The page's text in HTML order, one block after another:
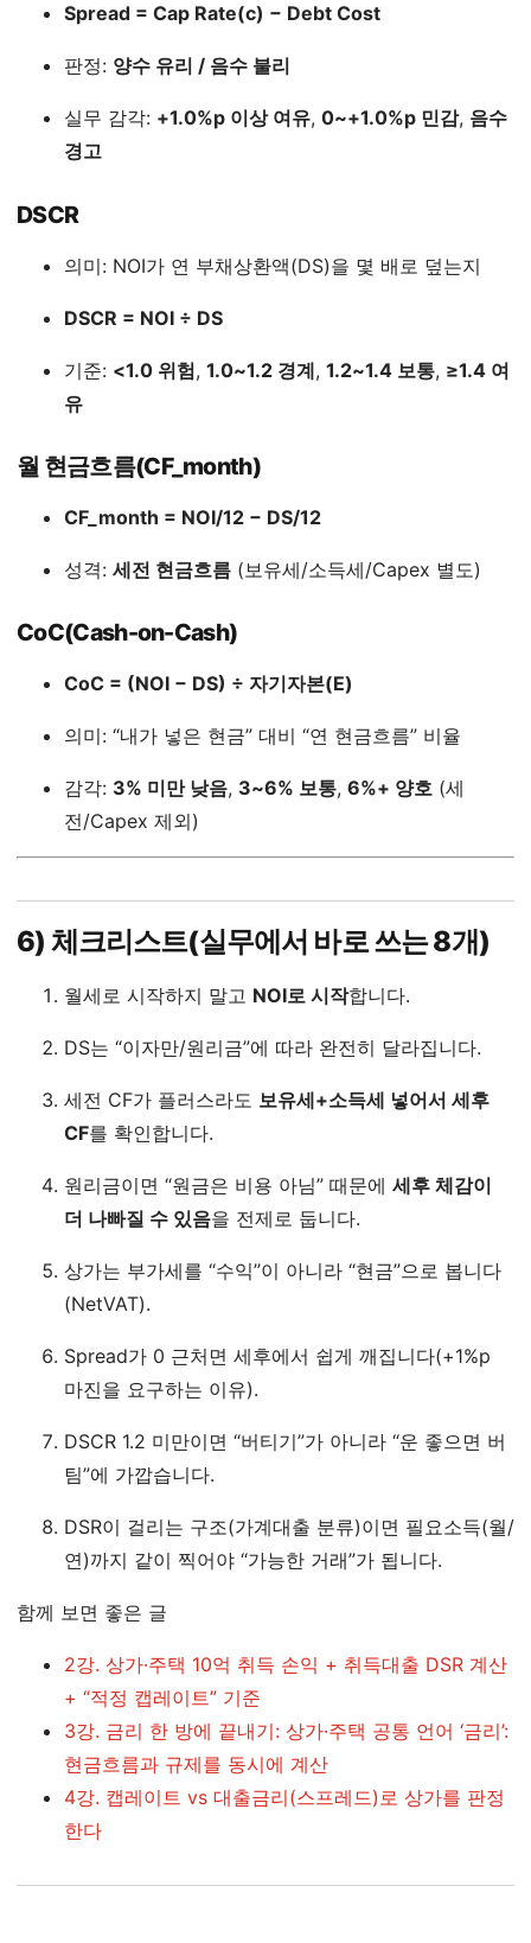
Spread = Cap Rate(c) − Debt Cost
판정: 양수 유리 / 음수 불리
실무 감각: +1.0%p 이상 여유, 0~+1.0%p 민감, 음수
경고
DSCR
의미: NOI가 연 부채상환액(DS)을 몇 배로 덮는지
DSCR = NOI ÷ DS
기준: <1.0 위험, 1.0~1.2 경계, 1.2~1.4 보통, ≥1.4 여
유
월 현금흐름(CF_month)
CF_month = NOI/12 − DS/12
성격: 세전 현금흐름 (보유세/소득세/Capex 별도)
CoC(Cash-on-Cash)
CoC = (NOI − DS) ÷ 자기자본(E)
의미: “내가 넣은 현금” 대비 “연 현금흐름” 비율
감각: 3% 미만 낮음, 3~6% 보통, 6%+ 양호 (세
전/Capex 제외)
6) 체크리스트(실무에서 바로 쓰는 8개)
월세로 시작하지 말고 NOI로 시작합니다.
DS는 “이자만/원리금”에 따라 완전히 달라집니다.
세전 CF가 플러스라도 보유세+소득세 넣어서 세후
CF를 확인합니다.
원리금이면 “원금은 비용 아님” 때문에 세후 체감이
더 나빠질 수 있음을 전제로 둡니다.
상가는 부가세를 “수익”이 아니라 “현금”으로 봅니다
(NetVAT).
Spread가 0 근처면 세후에서 쉽게 깨집니다(+1%p
마진을 요구하는 이유).
DSCR 1.2 미만이면 “버티기”가 아니라 “운 좋으면 버
팀”에 가깝습니다.
DSR이 걸리는 구조(가계대출 분류)이면 필요소득(월/
연)까지 같이 찍어야 “가능한 거래”가 됩니다.
함께 보면 좋은 글
2강. 상가·주택 10억 취득 손익 + 취득대출 DSR 계산
+ “적정 캡레이트” 기준
3강. 금리 한 방에 끝내기: 상가·주택 공통 언어 ‘금리’:
현금흐름과 규제를 동시에 계산
4강. 캡레이트 vs 대출금리(스프레드)로 상가를 판정
한다